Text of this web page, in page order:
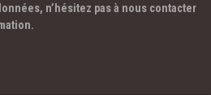
n’hésitez pas à nous contacter